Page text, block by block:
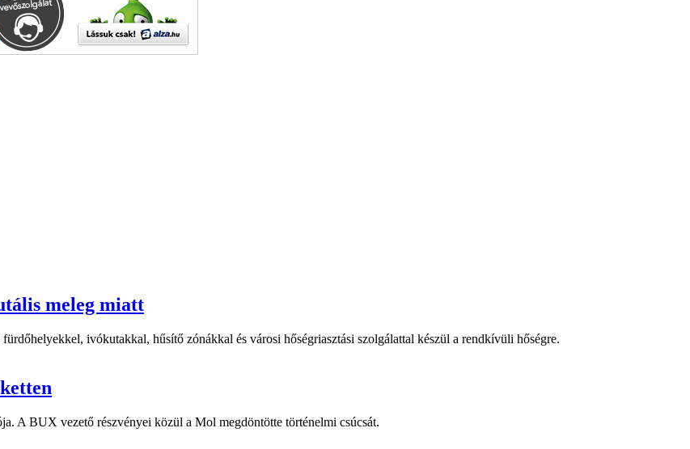
meleg miatt
ivókutakkal, hűsítő zónákkal és városi hőségriasztási szolgálattal készül a rendkívüli hőségre.
A BUX vezető részvényei közül a Mol megdöntötte történelmi csúcsát.